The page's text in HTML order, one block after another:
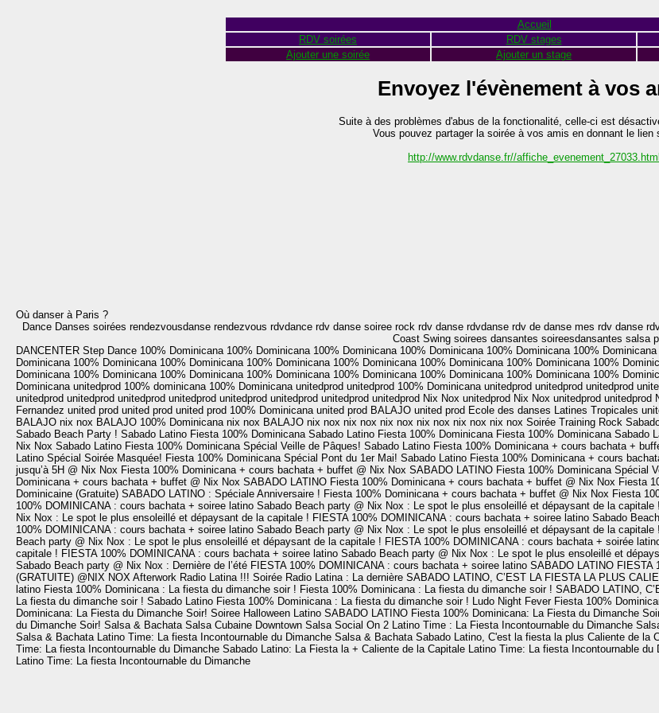
Accueil
RDV soirées
RDV stages
Ajouter une soirée
Ajouter un stage
Envoyez l'évènement à vos
Suite à des problèmes d'abus de la fonctionalité, celle-ci est
Vous pouvez partager la soirée à vos amis en donnant le lien
http://www.rdvdanse.fr//affiche_evenement_27033.html
Où danser à Paris ?
Dance Danses soirées rendezvousdanse rendezvous rdvdance rdv danse soiree rock rdv danse rdvdanse rdv de danse mes rdv danse
Coast Swing soirees dansantes soireesdansantes salsa
DANCENTER Step Dance 100% Dominicana 100% Dominicana 100% Dominicana 100% Dominicana 100% Dominicana 100% Dominicana
Dominicana 100% Dominicana 100% Dominicana 100% Dominicana 100% Dominicana 100% Dominicana 100% Dominicana 100%
Dominicana 100% Dominicana 100% Dominicana 100% Dominicana 100% Dominicana 100% Dominicana 100% Dominicana 100%
Dominicana unitedprod 100% dominicana 100% Dominicana unitedprod unitedprod 100% Dominicana unitedprod unitedprod unitedprod
unitedprod unitedprod unitedprod unitedprod unitedprod unitedprod unitedprod unitedprod Nix Nox unitedprod Nix Nox unitedprod unitedprod
Fernandez united prod united prod united prod 100% Dominicana united prod BALAJO united prod Ecole des danses Latines Tropicales
BALAJO nix nox BALAJO 100% Dominicana nix nox BALAJO nix nox nix nox nix nox nix nox nix nox nix nox Soirée Training Rock
Sabado Beach Party ! Sabado Latino Fiesta 100% Dominicana Sabado Latino Fiesta 100% Dominicana Fiesta 100% Dominicana Sabado
Nix Nox Sabado Latino Fiesta 100% Dominicana Spécial Veille de Pâques! Sabado Latino Fiesta 100% Dominicana + cours bachata +
Latino Spécial Soirée Masquée! Fiesta 100% Dominicana Spécial Pont du 1er Mai! Sabado Latino Fiesta 100% Dominicana + cours
jusqu’à 5H @ Nix Nox Fiesta 100% Dominicana + cours bachata + buffet @ Nix Nox SABADO LATINO Fiesta 100% Dominicana Spécial
Dominicana + cours bachata + buffet @ Nix Nox SABADO LATINO Fiesta 100% Dominicana + cours bachata + buffet @ Nix Nox Fiesta
Dominicaine (Gratuite) SABADO LATINO : Spéciale Anniversaire ! Fiesta 100% Dominicana + cours bachata + buffet @ Nix Nox Fiesta
100% DOMINICANA : cours bachata + soiree latino Sabado Beach party @ Nix Nox : Le spot le plus ensoleillé et dépaysant de la capitale !
Nix Nox : Le spot le plus ensoleillé et dépaysant de la capitale ! FIESTA 100% DOMINICANA : cours bachata + soiree latino Sabado
100% DOMINICANA : cours bachata + soiree latino Sabado Beach party @ Nix Nox : Le spot le plus ensoleillé et dépaysant de la capitale !
Beach party @ Nix Nox : Le spot le plus ensoleillé et dépaysant de la capitale ! FIESTA 100% DOMINICANA : cours bachata + soirée
capitale ! FIESTA 100% DOMINICANA : cours bachata + soiree latino Sabado Beach party @ Nix Nox : Le spot le plus ensoleillé et
Sabado Beach party @ Nix Nox : Dernière de l’été FIESTA 100% DOMINICANA : cours bachata + soiree latino SABADO LATINO FIESTA
(GRATUITE) @NIX NOX Afterwork Radio Latina !!! Soirée Radio Latina : La dernière SABADO LATINO, C’EST LA FIESTA LA PLUS
latino Fiesta 100% Dominicana : La fiesta du dimanche soir ! Fiesta 100% Dominicana : La fiesta du dimanche soir ! SABADO LATINO,
La fiesta du dimanche soir ! Sabado Latino Fiesta 100% Dominicana : La fiesta du dimanche soir ! Ludo Night Fever Fiesta 100%
Dominicana: La Fiesta du Dimanche Soir! Soiree Halloween Latino SABADO LATINO Fiesta 100% Dominicana: La Fiesta du Dimanche
du Dimanche Soir! Salsa & Bachata Salsa Cubaine Downtown Salsa Social On 2 Latino Time : La Fiesta Incontournable du Dimanche
Salsa & Bachata
Latino Time: La fiesta Incontournable du Dimanche Salsa & Bachata Sabado Latino, C'est la fiesta la plus Caliente de la
Time: La fiesta Incontournable du Dimanche Sabado Latino: La Fiesta la + Caliente de la Capitale Latino Time: La fiesta Incontournable du
Latino Time: La fiesta Incontournable du Dimanche